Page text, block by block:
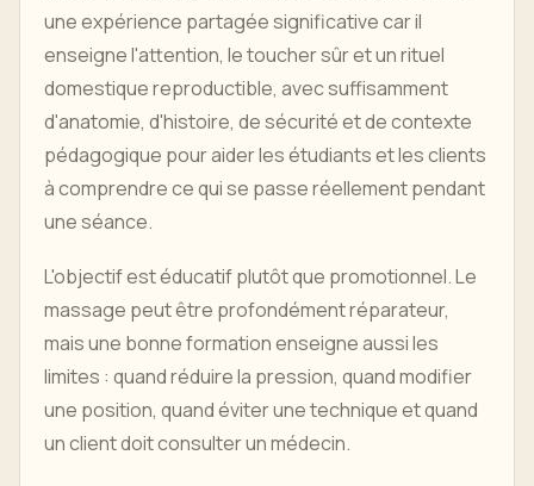
une expérience partagée significative car il
enseigne l'attention, le toucher sûr et un rituel
domestique reproductible, avec suffisamment
d'anatomie, d'histoire, de sécurité et de contexte
pédagogique pour aider les étudiants et les clients
à comprendre ce qui se passe réellement pendant
une séance.
L'objectif est éducatif plutôt que promotionnel. Le
massage peut être profondément réparateur,
mais une bonne formation enseigne aussi les
limites : quand réduire la pression, quand modifier
une position, quand éviter une technique et quand
un client doit consulter un médecin.